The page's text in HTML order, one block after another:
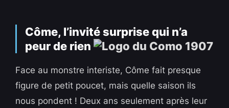
Côme, l’invité surprise qui n’a
peur de rien
Face au monstre interiste, Côme fait presque
figure de petit poucet, mais quelle saison ils
nous pondent ! Deux ans seulement après leur